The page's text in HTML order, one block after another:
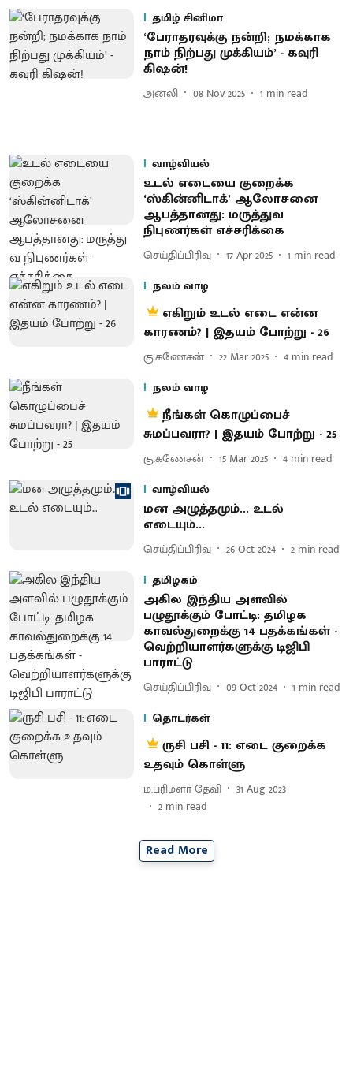
தமிழ் சினிமா
‘பேராதரவுக்கு நன்றி; நமக்காக
நாம் நிற்பது முக்கியம்’ - கவுரி
கிஷன்!
அனலி 08 Nov 2025 1 min read
வாழ்வியல்
உடல் எடையை குறைக்க
‘ஸ்கின்னிடாக்’ ஆலோசனை
ஆபத்தானது: மருத்​து​வ
நிபுணர்கள் எச்சரிக்கை
செய்திப்பிரிவு 17 Apr 2025 1 min read
நலம் வாழ
எகிறும் உடல் எடை என்ன
காரணம்? | இதயம் போற்று - 26
கு.கணேசன் 22 Mar 2025 4 min read
நலம் வாழ
நீங்கள் கொழுப்பைச்
சுமப்பவரா? | இதயம் போற்று - 25
கு.கணேசன் 15 Mar 2025 4 min read
வாழ்வியல்
மன அழுத்தமும்... உடல்
எடையும்...
செய்திப்பிரிவு 26 Oct 2024 2 min read
தமிழகம்
அகில இந்திய அளவில்
பழுதூக்கும் போட்டி: தமிழக
காவல்துறைக்கு 14 பதக்கங்கள் -
வெற்றியாளர்களுக்கு டிஜிபி
பாராட்டு
செய்திப்பிரிவு 09 Oct 2024 1 min read
தொடர்கள்
ருசி பசி - 11: எடை குறைக்க
உதவும் கொள்ளு
ம.பரிமளா தேவி
31 Aug 2023
2 min read
Read More